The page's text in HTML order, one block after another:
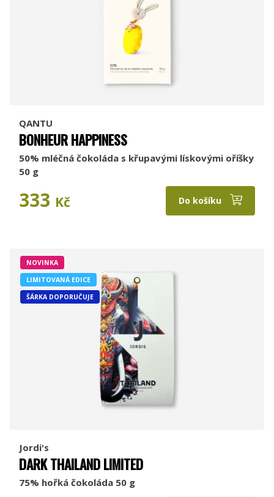
QANTU
BONHEUR HAPPINESS
50% mléčná čokoláda s křupavými lískovými oříšky
50 g
333 Kč Do košíku
NOVINKA
LIMITOVANÁ EDICE
ŠÁRKA DOPORUČUJE
Jordi's
DARK THAILAND LIMITED
75% hořká čokoláda 50 g